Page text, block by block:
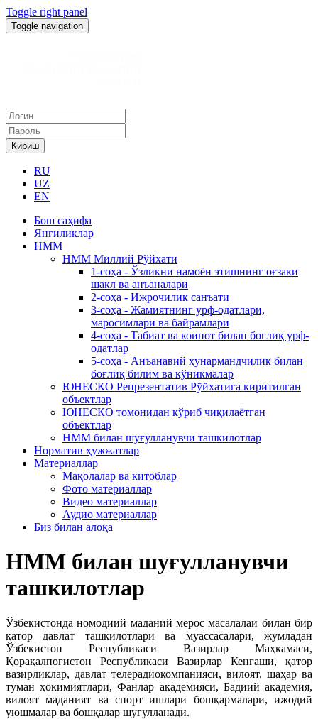
Toggle right panel
Toggle navigation
Кириш
RU
UZ
EN
Бош саҳифа
Янгиликлар
НММ
НММ Миллий Рўйхати
1-соҳа - Ўзликни намоён этишнинг оғзаки
шакл ва анъаналари
2-соҳа - Ижрочилик санъати
3-соҳа - Жамиятнинг урф-одатлари,
маросимлари ва байрамлари
4-соҳа - Табиат ва коинот билан боғлиқ урф-
одатлар
5-соҳа - Анъанавий ҳунармандчилик билан
боғлиқ билим ва кўникмалар
ЮНЕСКО Репрезентатив Рўйхатига киритилган
объектлар
ЮНЕСКО томонидан кўриб чиқилаётган
объектлар
НММ билан шуғулланувчи ташкилотлар
Норматив ҳужжатлар
Материаллар
Мақолалар ва китоблар
Фото материаллар
Видео материаллар
Аудио материаллар
Биз билан алоқа
НММ билан шуғулланувчи
ташкилотлар
Ўзбекистонда номодиий маданий мерос масалалаи билан бир
қатор давлат ташкилотлари ва муассасалари, жумладан
Ўзбекистон Республикаси Вазирлар Маҳкамаси,
Қорақалпоғистон Республикаси Вазирлар Кенгаши, қатор
вазирликлар, давлат телерадиокомпанияси, вилоят, шаҳар ва
туман ҳокимиятлари, Фанлар академияси, Бадиий академия,
вилоят маданият ва спорт ишлари бошқармалари, ижодий
уюшмалар ва бошқалар шуғулланади.